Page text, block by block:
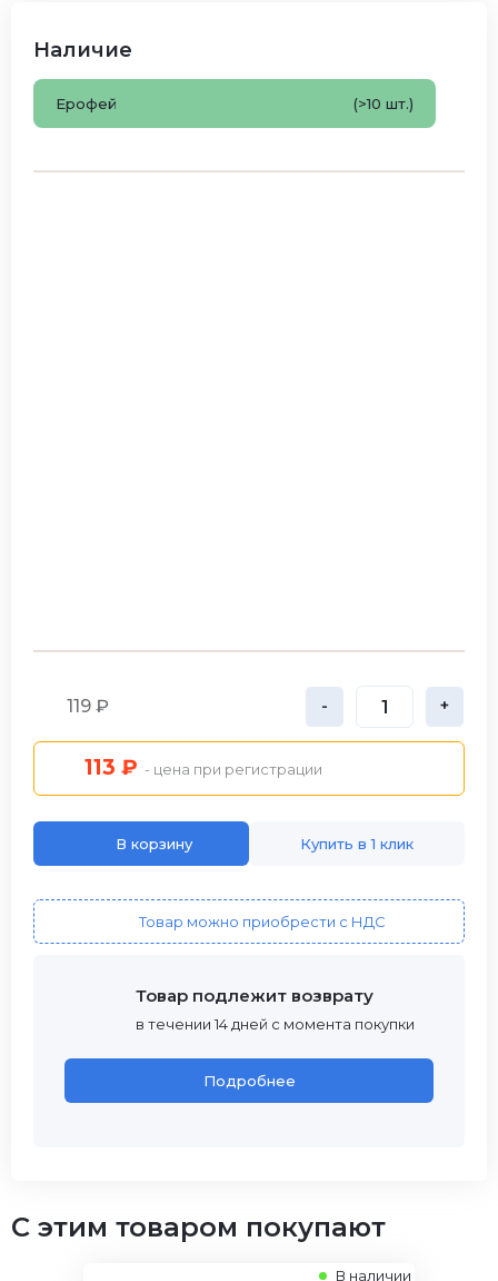
Наличие
Ерофей (>10 шт.)
119 ₽ - +
113 ₽ - цена при регистрации
В корзину Купить в 1 клик
Товар можно приобрести с НДС
Товар подлежит возврату
в течении 14 дней с момента покупки
Подробнее
C этим товаром покупают
В наличии